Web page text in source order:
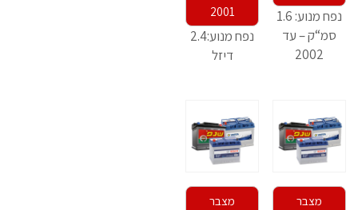
נפח מנוע: 1.6
סמ“ק – עד
2002
2001
נפח מנוע:2.4
דיזל
מצבר
מצבר